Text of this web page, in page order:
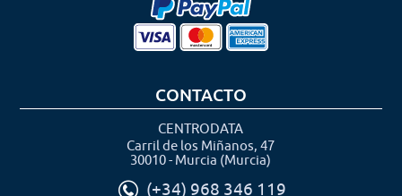
CONTACTO
CENTRODATA
Carril de los Miñanos, 47
30010 - Murcia (Murcia)
(+34) 968 346 119